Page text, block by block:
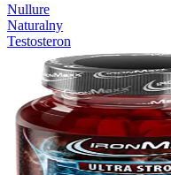
Nullure
Naturalny
Testosteron